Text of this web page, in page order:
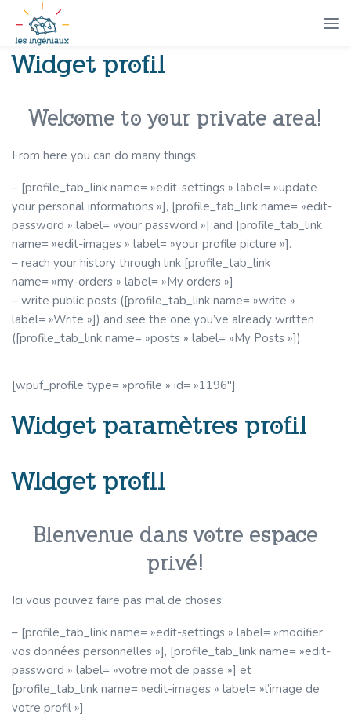
Widget profil
Welcome to your private area!
From here you can do many things:
– [profile_tab_link name= »edit-settings » label= »update
your personal informations »], [profile_tab_link name= »edit-
password » label= »your password »] and [profile_tab_link
name= »edit-images » label= »your profile picture »].
– reach your history through link [profile_tab_link
name= »my-orders » label= »My orders »]
– write public posts ([profile_tab_link name= »write »
label= »Write »]) and see the one you’ve already written
([profile_tab_link name= »posts » label= »My Posts »]).
[wpuf_profile type= »profile » id= »1196″]
Widget paramètres profil
Widget profil
Bienvenue dans votre espace
privé!
Ici vous pouvez faire pas mal de choses:
– [profile_tab_link name= »edit-settings » label= »modifier
vos données personnelles »], [profile_tab_link name= »edit-
password » label= »votre mot de passe »] et
[profile_tab_link name= »edit-images » label= »l’image de
votre profil »].